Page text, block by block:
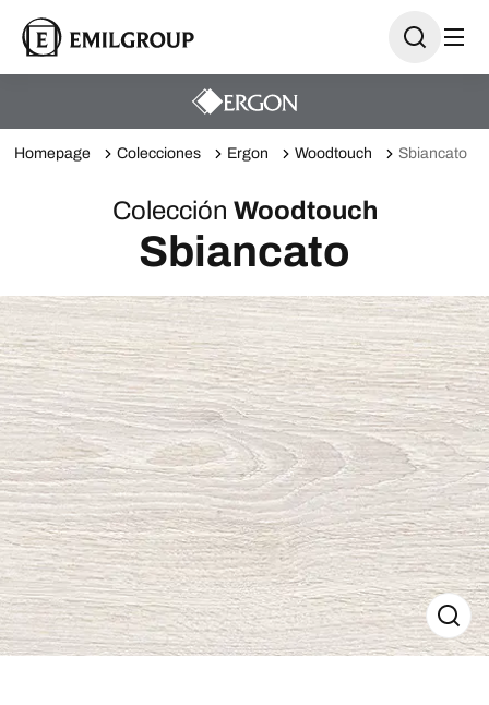
Homepage Colecciones Ergon Woodtouch Sbiancato
Colección Woodtouch
Sbiancato